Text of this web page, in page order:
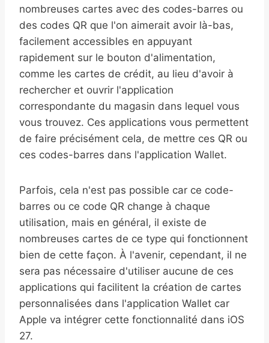
nombreuses cartes avec des codes-barres ou
des codes QR que l'on aimerait avoir là-bas,
facilement accessibles en appuyant
rapidement sur le bouton d'alimentation,
comme les cartes de crédit, au lieu d'avoir à
rechercher et ouvrir l'application
correspondante du magasin dans lequel vous
vous trouvez. Ces applications vous permettent
de faire précisément cela, de mettre ces QR ou
ces codes-barres dans l'application Wallet.
Parfois, cela n'est pas possible car ce code-
barres ou ce code QR change à chaque
utilisation, mais en général, il existe de
nombreuses cartes de ce type qui fonctionnent
bien de cette façon. À l'avenir, cependant, il ne
sera pas nécessaire d'utiliser aucune de ces
applications qui facilitent la création de cartes
personnalisées dans l'application Wallet car
Apple va intégrer cette fonctionnalité dans iOS
27.